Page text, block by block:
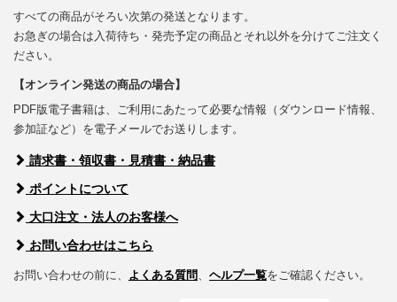
すべての商品がそろい次第の発送となります。
お急ぎの場合は入荷待ち・発売予定の商品とそれ以外を分けてご注文く
ださい。
【オンライン発送の商品の場合】
PDF版電子書籍は、ご利用にあたって必要な情報（ダウンロード情報、
参加証など）を電子メールでお送りします。
請求書・領収書・見積書・納品書
ポイントについて
大口注文・法人のお客様へ
お問い合わせはこちら
お問い合わせの前に、 よくある質問 ヘルプ一覧をご確認ください。